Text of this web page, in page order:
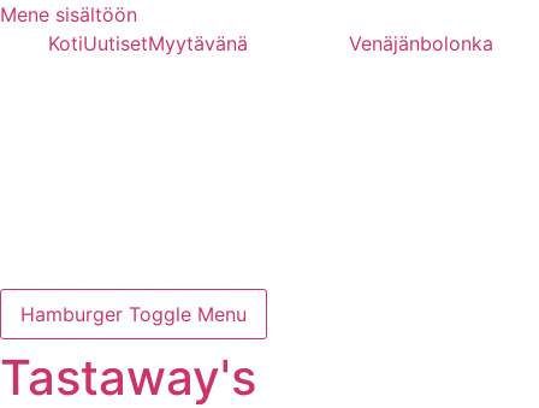
Mene sisältöön
KotiUutisetMyytävänä Venäjänbolonka
Hamburger Toggle Menu
Tastaway's